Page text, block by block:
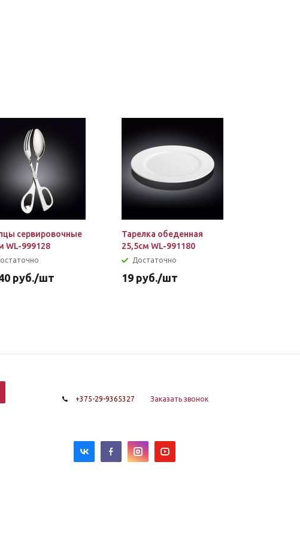
сервировочные
WL-999128
руб./шт
Тарелка обеденная
25,5см WL-991180
Достаточно
19 руб./шт
+375-29-9365327 Заказать звонок